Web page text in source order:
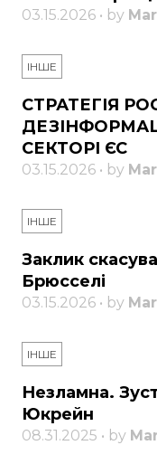
03.15.2026 • by
ІНШЕ
СТРАТЕГІЯ
СЕКТОРІ ЄС
03.15.2026 • by
ІНШЕ
Заклик
Брюсселі
03.15.2026 • by
ІНШЕ
Незламна.
Юкрейн
08.31.2025 • by